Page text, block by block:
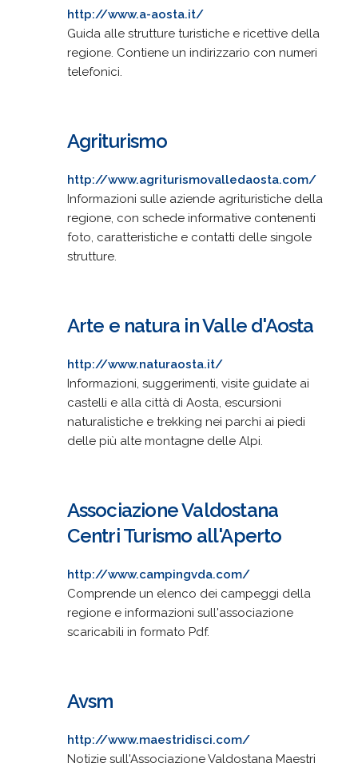
http://www.a-aosta.it/
Guida alle strutture turistiche e ricettive della
regione. Contiene un indirizzario con numeri
telefonici.
Agriturismo
http://www.agriturismovalledaosta.com/
Informazioni sulle aziende agrituristiche della
regione, con schede informative contenenti
foto, caratteristiche e contatti delle singole
strutture.
Arte e natura in Valle d'Aosta
http://www.naturaosta.it/
Informazioni, suggerimenti, visite guidate ai
castelli e alla città di Aosta, escursioni
naturalistiche e trekking nei parchi ai piedi
delle più alte montagne delle Alpi.
Associazione Valdostana
Centri Turismo all'Aperto
http://www.campingvda.com/
Comprende un elenco dei campeggi della
regione e informazioni sull'associazione
scaricabili in formato Pdf.
Avsm
http://www.maestridisci.com/
Notizie sull'Associazione Valdostana Maestri